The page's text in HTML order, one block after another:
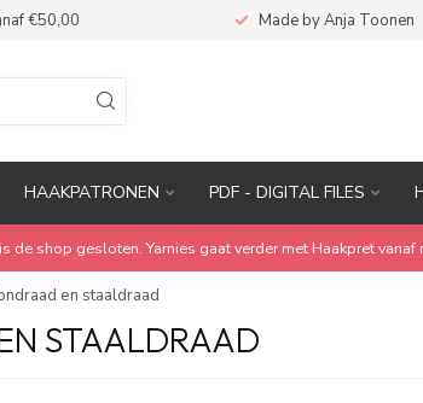
€50,00 Made by Anja Toonen
HAAKPATRONEN PDF - DIGITAL FILES
de shop gesloten. Yarnies gaat verder met Haakpret vanaf
en staaldraad
STAALDRAAD